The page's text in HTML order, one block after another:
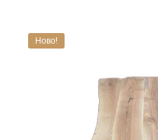
Ново!